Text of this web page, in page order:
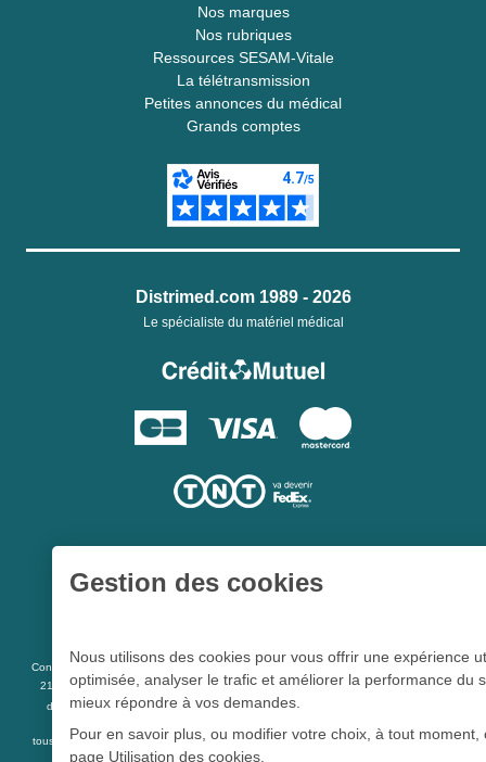
Nos marques
Nos rubriques
Ressources SESAM-Vitale
La télétransmission
Petites annonces du médical
Grands comptes
Distrimed.com 1989 - 2026
Le spécialiste du matériel médical
Conformément aux articles L 5213-3 du code de la santé publique et à l’arrêté du
21 décembre 2012 fixant la liste des dispositifs médicaux qui peuvent faire l’objet
d’une publicité auprès du public, et à l'articleR 5213-1
tous les dispositifs médicaux présents sur ce site peuvent faire l'objet d'une publicité
destinée au public.
Gestion des cookies
Nous utilisons des cookies pour vous offrir une expérience
optimisée, analyser le trafic et améliorer la performance du
mieux répondre à vos demandes.
Pour en savoir plus, ou modifier votre choix, à tout moment,
page Utilisation des cookies